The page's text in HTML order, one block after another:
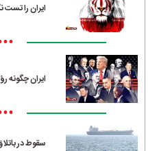
ایران را
ایران چگونه
سقوط در